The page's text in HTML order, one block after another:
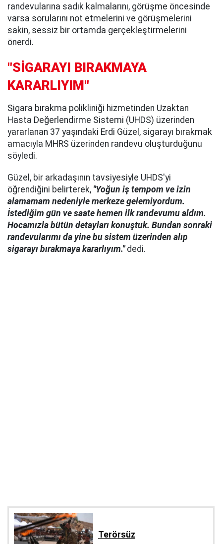
randevularına sadık kalmalarını, görüşme öncesinde
varsa sorularını not etmelerini ve görüşmelerini
sakin, sessiz bir ortamda gerçekleştirmelerini
önerdi.
"SİGARAYI BIRAKMAYA
KARARLIYIM"
Sigara bırakma polikliniği hizmetinden Uzaktan
Hasta Değerlendirme Sistemi (UHDS) üzerinden
yararlanan 37 yaşındaki Erdi Güzel, sigarayı bırakmak
amacıyla MHRS üzerinden randevu oluşturduğunu
söyledi.
Güzel, bir arkadaşının tavsiyesiyle UHDS'yi
öğrendiğini belirterek, "Yoğun iş tempom ve izin
alamamam nedeniyle merkeze gelemiyordum.
İstediğim gün ve saate hemen ilk randevumu aldım.
Hocamızla bütün detayları konuştuk. Bundan sonraki
randevularımı da yine bu sistem üzerinden alıp
sigarayı bırakmaya kararlıyım."dedi.
Terörsüz